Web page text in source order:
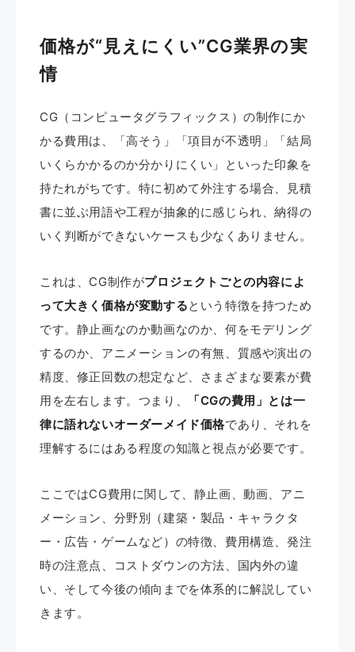
価格が“見えにくい”CG業界の実
情
CG（コンピュータグラフィックス）の制作にか
かる費用は、「高そう」「項目が不透明」「結局
いくらかかるのか分かりにくい」といった印象を
持たれがちです。特に初めて外注する場合、見積
書に並ぶ用語や工程が抽象的に感じられ、納得の
いく判断ができないケースも少なくありません。
これは、CG制作がプロジェクトごとの内容によ
って大きく価格が変動するという特徴を持つため
です。静止画なのか動画なのか、何をモデリング
するのか、アニメーションの有無、質感や演出の
精度、修正回数の想定など、さまざまな要素が費
用を左右します。つまり、
「CGの費用」とは一
律に語れないオーダーメイド価格であり、それを
理解するにはある程度の知識と視点が必要です。
ここではCG費用に関して、静止画、動画、アニ
メーション、分野別（建築・製品・キャラクタ
ー・広告・ゲームなど）の特徴、費用構造、発注
時の注意点、コストダウンの方法、国内外の違
い、そして今後の傾向までを体系的に解説してい
きます。